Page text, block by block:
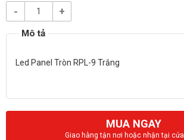
- +
Led Panel Tròn RPL-9 Trắng
MUA NGAY
Giao hàng tận nơi hoặc nhận tại